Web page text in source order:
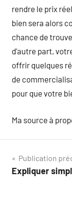
rendre le prix
bien sera alors
chance de
d’autre part,
offrir quelques
de
pour que votre
Ma source à
de
Publication
Expliquer